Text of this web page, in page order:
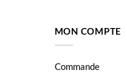
MON COMPTE
Commande